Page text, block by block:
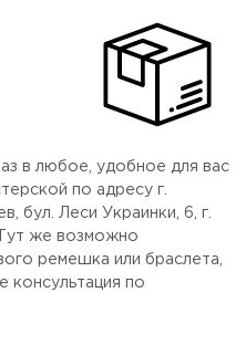
в любое, удобное для вас
по адресу г.
бул. Леси Украинки, 6, г.
Тут же возможно
ремешка или браслета,
консультация по